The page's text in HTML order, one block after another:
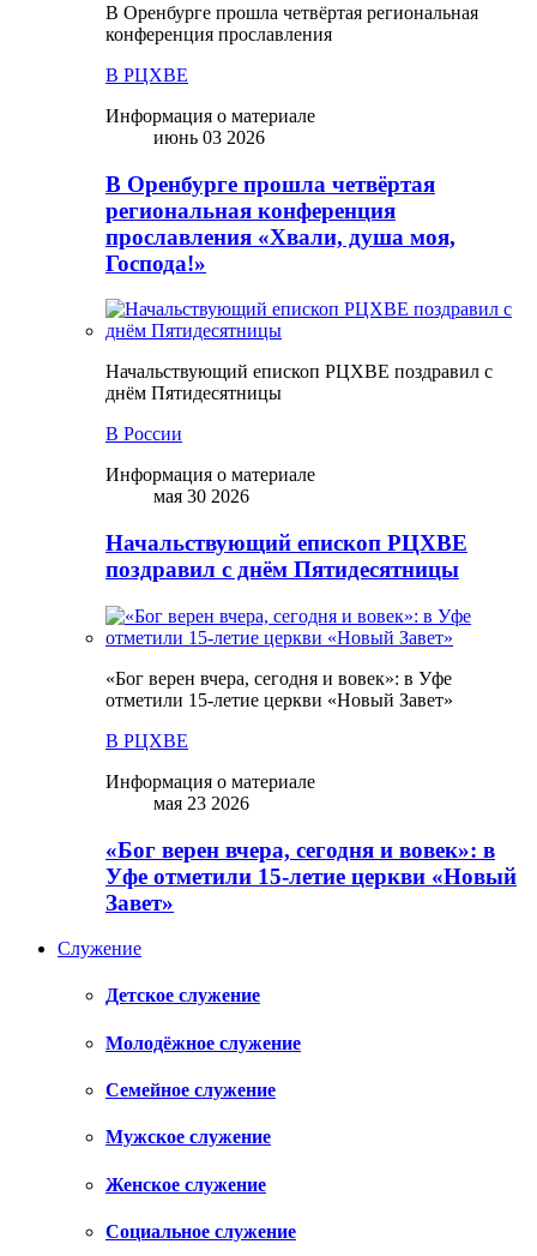
В Оренбурге прошла четвёртая региональная
конференция прославления
В РЦХВЕ
Информация о материале
июнь 03 2026
В Оренбурге прошла четвёртая
региональная конференция
прославления «Хвали, душа моя,
Господа!»
Начальствующий епископ РЦХВЕ поздравил с
днём Пятидесятницы
В России
Информация о материале
мая 30 2026
Начальствующий епископ РЦХВЕ
поздравил с днём Пятидесятницы
«Бог верен вчера, сегодня и вовек»: в Уфе
отметили 15-летие церкви «Новый Завет»
В РЦХВЕ
Информация о материале
мая 23 2026
«Бог верен вчера, сегодня и вовек»: в
Уфе отметили 15-летие церкви «Новый
Завет»
Служение
Детское служение
Молодёжное служение
Семейное служение
Мужское служение
Женское служение
Социальное служение